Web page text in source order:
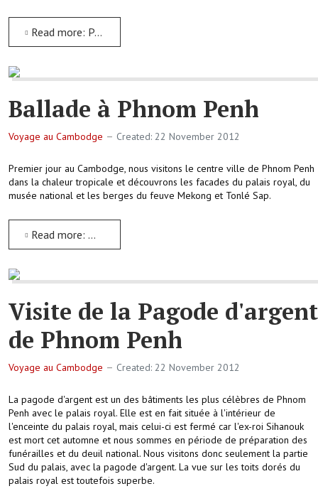
Read more: Présentation de notre voyage au Cambodge
Ballade à Phnom Penh
Voyage au Cambodge Created: 22 November 2012
Premier jour au Cambodge, nous visitons le centre ville de Phnom Penh
dans la chaleur tropicale et découvrons les facades du palais royal, du
musée national et les berges du feuve Mekong et Tonlé Sap.
Read more: Ballade à Phnom Penh
Visite de la Pagode d'argent
de Phnom Penh
Voyage au Cambodge Created: 22 November 2012
La pagode d'argent est un des bâtiments les plus célèbres de Phnom
Penh avec le palais royal. Elle est en fait située à l'intérieur de
l'enceinte du palais royal, mais celui-ci est fermé car l'ex-roi Sihanouk
est mort cet automne et nous sommes en période de préparation des
funérailles et du deuil national. Nous visitons donc seulement la partie
Sud du palais, avec la pagode d'argent. La vue sur les toits dorés du
palais royal est toutefois superbe.